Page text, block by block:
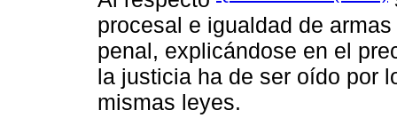
procesal e igualdad de
penal, explicándose en el
la justicia ha de ser oído por
mismas leyes.